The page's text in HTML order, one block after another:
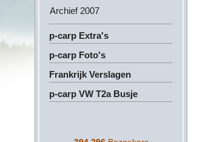
Archief 2007
p-carp Extra's
p-carp Foto's
Frankrijk Verslagen
p-carp VW T2a Busje